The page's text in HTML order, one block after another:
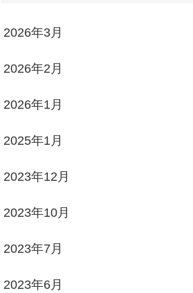
2026年3月
2026年2月
2026年1月
2025年1月
2023年12月
2023年10月
2023年7月
2023年6月